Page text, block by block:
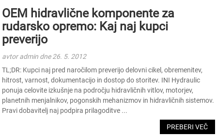
OEM hidravlične komponente za
rudarsko opremo: Kaj naj kupci
preverijo
avtor admin dne 26. 5. 2012
TL;DR: Kupci naj pred naročilom preverijo delovni cikel, obremenitev,
hitrost, varnost, dokumentacijo in dostop do storitev. INI Hydraulic
ponuja celovite izkušnje na področju hidravličnih vitlov, motorjev,
planetnih menjalnikov, pogonskih mehanizmov in hidravličnih sistemov.
Pravi dobavitelj naj podpira prilagoditve ...
PREBERI VEČ